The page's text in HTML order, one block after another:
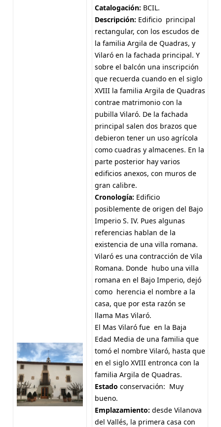
Catalogación: BCIL.
Descripción: Edificio principal
rectangular, con los escudos de
la familia Argila de Quadras, y
Vilaró en la fachada principal. Y
sobre el balcón una inscripción
que recuerda cuando en el siglo
XVIII la familia Argila de Quadras
contrae matrimonio con la
pubilla Vilaró. De la fachada
principal salen dos brazos que
debieron tener un uso agrícola
como cuadras y almacenes. En la
parte posterior hay varios
edificios anexos, con muros de
gran calibre.
Cronología: Edificio
posiblemente de origen del Bajo
Imperio S. IV. Pues algunas
referencias hablan de la
existencia de una villa romana.
Vilaró es una contracción de Vila
Romana. Donde hubo una villa
romana en el Bajo Imperio, dejó
como herencia el nombre a la
casa, que por esta razón se
llama Mas Vilaró.
El Mas Vilaró fue en la Baja
Edad Media de una familia que
tomó el nombre Vilaró, hasta que
en el siglo XVIII entronca con la
familia Argila de Quadras.
Estado conservación: Muy
bueno.
Emplazamiento: desde Vilanova
del Vallés, la primera casa con